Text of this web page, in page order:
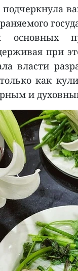
основных
при
власти
как
и